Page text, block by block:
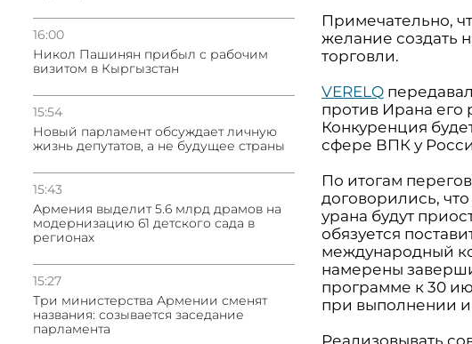
16:00
Никол Пашинян прибыл с рабочим
визитом в Кыргызстан
15:54
Новый парламент обсуждает личную
жизнь депутатов, а не будущее страны
15:43
Армения выделит 5.6 млрд драмов на
модернизацию 61 детского сада в
регионах
15:27
Три министерства Армении сменят
названия: созывается заседание
парламента
Примечательно,
желание создать
торговли.
VERELQ
против Ирана его
Конкуренция
сфере ВПК у
По итогам
договорились,
урана будут
обязуется
международный
намерены
программе к 30
при выполнении
Реализовывать